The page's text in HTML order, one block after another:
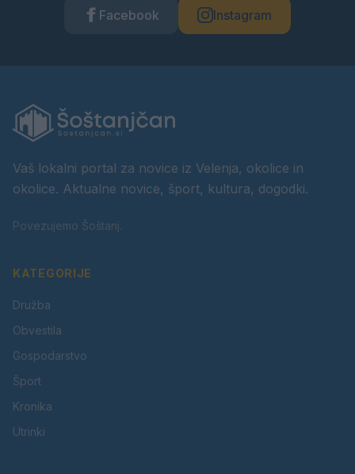
Facebook Instagram
Vaš lokalni portal za novice iz Velenja, okolice in
okolice. Aktualne novice, šport, kultura, dogodki.
Povezujemo Šoštanj.
KATEGORIJE
Družba
Obvestila
Gospodarstvo
Šport
Kronika
Utrinki